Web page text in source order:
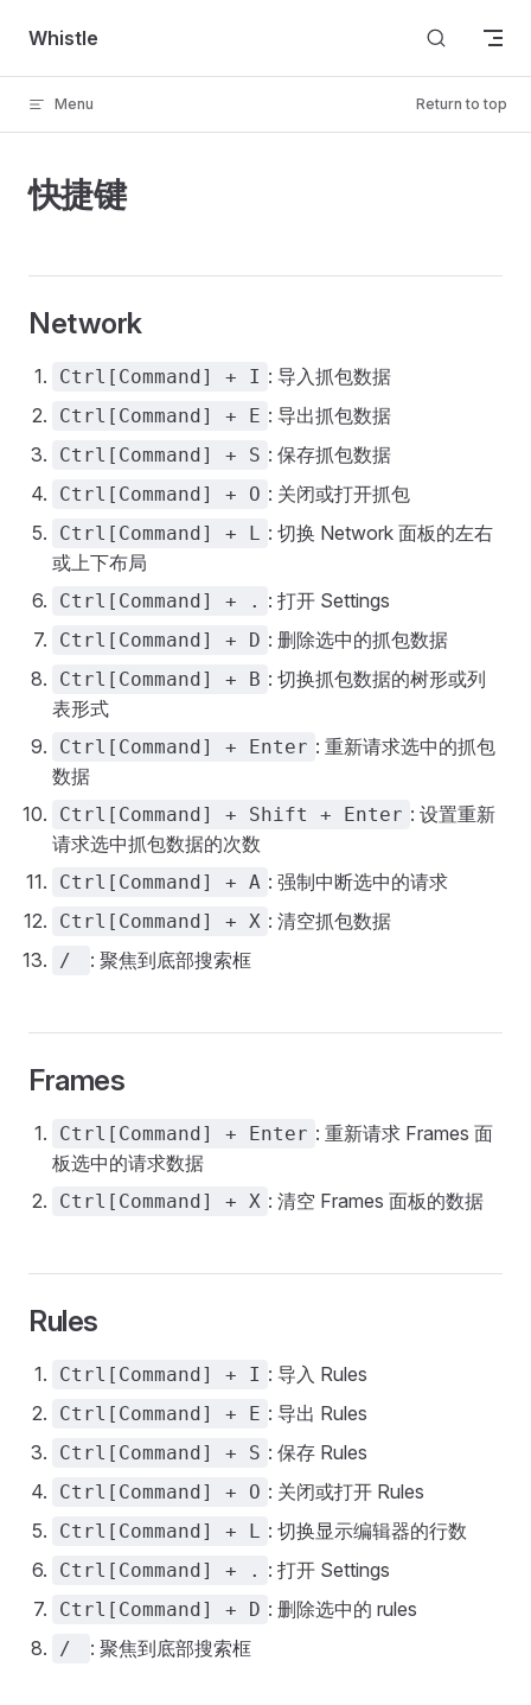
Skip to content
Whistle
Menu Return to top
快捷键
Network
Ctrl[Command] + I : 导入抓包数据
Ctrl[Command] + E : 导出抓包数据
Ctrl[Command] + S : 保存抓包数据
Ctrl[Command] + O : 关闭或打开抓包
Ctrl[Command] + L : 切换 Network 面板的左右
或上下布局
Ctrl[Command] + . : 打开 Settings
Ctrl[Command] + D : 删除选中的抓包数据
Ctrl[Command] + B : 切换抓包数据的树形或列
表形式
Ctrl[Command] + Enter : 重新请求选中的抓包
数据
Ctrl[Command] + Shift + Enter : 设置重新
请求选中抓包数据的次数
Ctrl[Command] + A : 强制中断选中的请求
Ctrl[Command] + X : 清空抓包数据
/ : 聚焦到底部搜索框
Frames
Ctrl[Command] + Enter : 重新请求 Frames 面
板选中的请求数据
Ctrl[Command] + X : 清空 Frames 面板的数据
Rules
Ctrl[Command] + I : 导入 Rules
Ctrl[Command] + E : 导出 Rules
Ctrl[Command] + S : 保存 Rules
Ctrl[Command] + O : 关闭或打开 Rules
Ctrl[Command] + L : 切换显示编辑器的行数
Ctrl[Command] + . : 打开 Settings
Ctrl[Command] + D : 删除选中的 rules
/ : 聚焦到底部搜索框